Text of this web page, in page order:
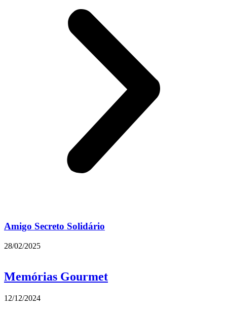
Amigo Secreto Solidário
28/02/2025
Memórias Gourmet
12/12/2024